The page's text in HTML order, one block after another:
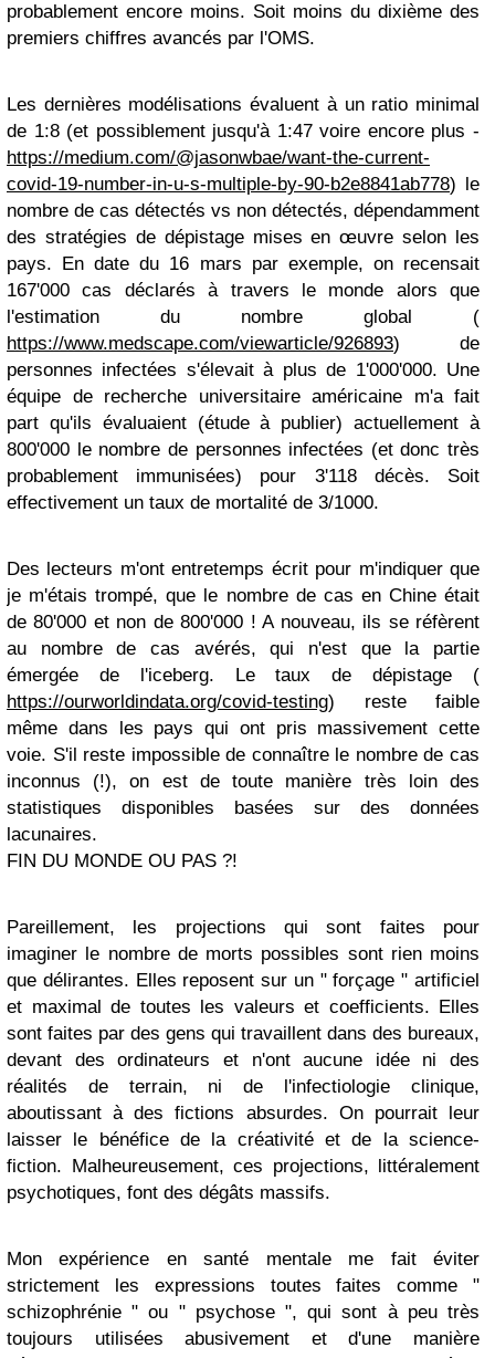
probablement encore moins. Soit moins du dixième des
premiers chiffres avancés par l'OMS.
Les dernières modélisations évaluent à un ratio minimal
de 1:8 (et possiblement jusqu'à 1:47 voire encore plus -
https://medium.com/@jasonwbae/want-the-current-
covid-19-number-in-u-s-multiple-by-90-b2e8841ab778) le
nombre de cas détectés vs non détectés, dépendamment
des stratégies de dépistage mises en œuvre selon les
pays. En date du 16 mars par exemple, on recensait
167'000 cas déclarés à travers le monde alors que
l'estimation du nombre global (
https://www.medscape.com/viewarticle/926893) de
personnes infectées s'élevait à plus de 1'000'000. Une
équipe de recherche universitaire américaine m'a fait
part qu'ils évaluaient (étude à publier) actuellement à
800'000 le nombre de personnes infectées (et donc très
probablement immunisées) pour 3'118 décès. Soit
effectivement un taux de mortalité de 3/1000.
Des lecteurs m'ont entretemps écrit pour m'indiquer que
je m'étais trompé, que le nombre de cas en Chine était
de 80'000 et non de 800'000 ! A nouveau, ils se réfèrent
au nombre de cas avérés, qui n'est que la partie
émergée de l'iceberg. Le taux de dépistage (
https://ourworldindata.org/covid-testing) reste faible
même dans les pays qui ont pris massivement cette
voie. S'il reste impossible de connaître le nombre de cas
inconnus (!), on est de toute manière très loin des
statistiques disponibles basées sur des données
lacunaires.
FIN DU MONDE OU PAS ?!
Pareillement, les projections qui sont faites pour
imaginer le nombre de morts possibles sont rien moins
que délirantes. Elles reposent sur un " forçage " artificiel
et maximal de toutes les valeurs et coefficients. Elles
sont faites par des gens qui travaillent dans des bureaux,
devant des ordinateurs et n'ont aucune idée ni des
réalités de terrain, ni de l'infectiologie clinique,
aboutissant à des fictions absurdes. On pourrait leur
laisser le bénéfice de la créativité et de la science-
fiction. Malheureusement, ces projections, littéralement
psychotiques, font des dégâts massifs.
Mon expérience en santé mentale me fait éviter
strictement les expressions toutes faites comme "
schizophrénie " ou " psychose ", qui sont à peu très
toujours utilisées abusivement et d'une manière